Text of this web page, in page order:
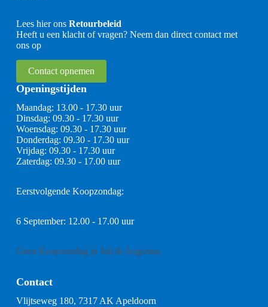
Lees hier ons Retourbeleid
Heeft u een klacht of vragen? Neem dan direct contact met
ons op
Contact opnemen
Openingstijden
Maandag: 13.00 - 17.30 uur
Dinsdag: 09.30 - 17.30 uur
Woensdag: 09.30 - 17.30 uur
Donderdag: 09.30 - 17.30 uur
Vrijdag: 09.30 - 17.30 uur
Zaterdag: 09.30 - 17.00 uur
Eerstvolgende Koopzondag:
6 September: 12.00 - 17.00 uur
Geen Koopzondag in Juli & Augustus
Contact
Vlijtseweg 180, 7317 AK Apeldoorn